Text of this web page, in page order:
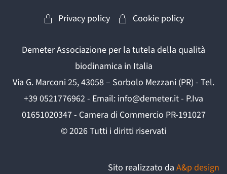
Privacy policy Cookie policy
Demeter Associazione per la tutela della qualità
biodinamica in Italia
Via G. Marconi 25, 43058 – Sorbolo Mezzani (PR) - Tel.
+39 0521776962 - Email: info@demeter.it - P.Iva
01651020347 - Camera di Commercio PR-191027
©2026Tutti i diritti riservati
Sito realizzato da A&p design